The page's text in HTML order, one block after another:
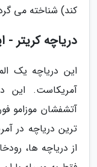
کند) شناخته می
دریاچه کریتر -
این دریاچه یک
آتشفشان موزامو
ترین دریاچه در
از دریاچه ها،